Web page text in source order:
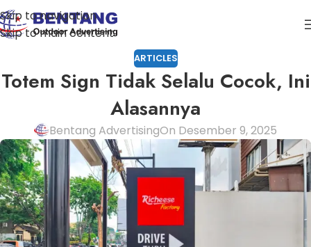
Skip to navigation
Skip to main content
ARTICLES
Totem Sign Tidak Selalu Cocok, Ini
Alasannya
Bentang AdvertisingOn Desember 9, 2025